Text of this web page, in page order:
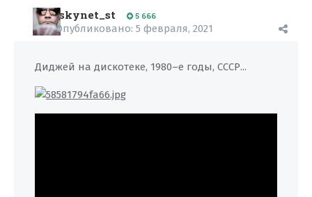
skynet_st 5 666
Опубликовано: 5 февраля, 2021
Диджей на дискотеке, 1980–е годы, СССР...